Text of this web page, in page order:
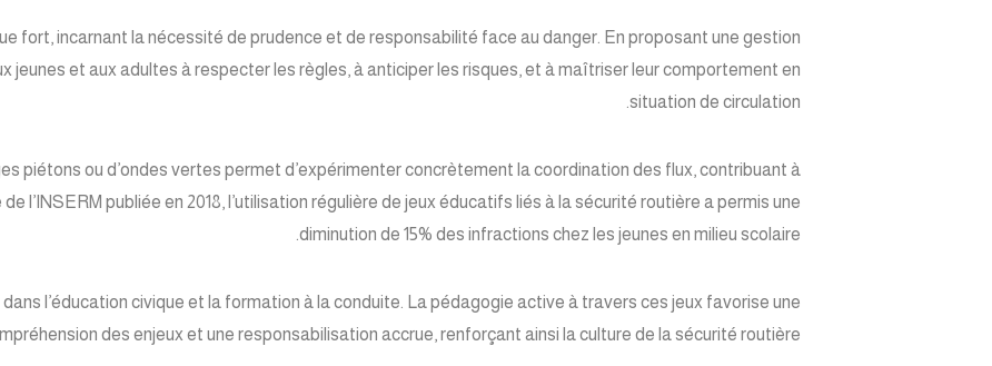
fort, incarnant la nécessité de prudence et de responsabilité face au danger. En proposant une gestion
jeunes et aux adultes à respecter les règles, à anticiper les risques, et à maîtriser leur comportement en
situation de circulation.
piétons ou d’ondes vertes permet d’expérimenter concrètement la coordination des flux, contribuant à
l’INSERM publiée en 2018, l’utilisation régulière de jeux éducatifs liés à la sécurité routière a permis une
diminution de 15% des infractions chez les jeunes en milieu scolaire.
l’éducation civique et la formation à la conduite. La pédagogie active à travers ces jeux favorise une
des enjeux et une responsabilisation accrue, renforçant ainsi la culture de la sécurité routière.